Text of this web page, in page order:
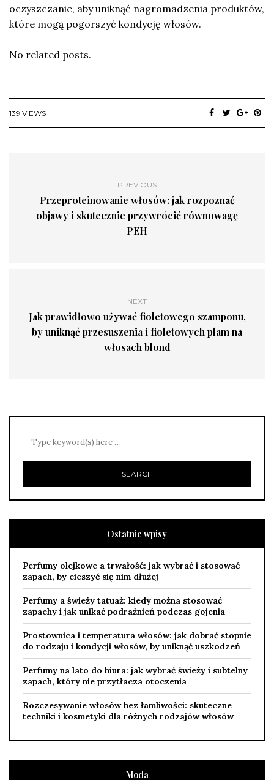
oczyszczanie, aby uniknąć nagromadzenia produktów,
które mogą pogorszyć kondycję włosów.
No related posts.
139 VIEWS
PREVIOUS
Przeproteinowanie włosów: jak rozpoznać
objawy i skutecznie przywrócić równowagę
PEH
NEXT
Jak prawidłowo używać fioletowego szamponu,
by uniknąć przesuszenia i fioletowych plam na
włosach blond
Ostatnie wpisy
Perfumy olejkowe a trwałość: jak wybrać i stosować
zapach, by cieszyć się nim dłużej
Perfumy a świeży tatuaż: kiedy można stosować
zapachy i jak unikać podrażnień podczas gojenia
Prostownica i temperatura włosów: jak dobrać stopnie
do rodzaju i kondycji włosów, by uniknąć uszkodzeń
Perfumy na lato do biura: jak wybrać świeży i subtelny
zapach, który nie przytłacza otoczenia
Rozczesywanie włosów bez łamliwości: skuteczne
techniki i kosmetyki dla różnych rodzajów włosów
Moda